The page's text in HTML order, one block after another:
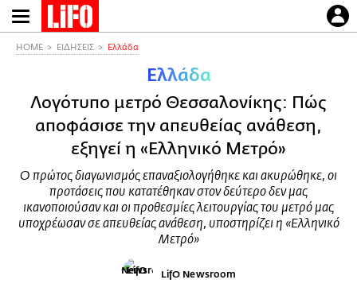
Παράκαμψη
προς
HOME ΕΙΔΗΣΕΙΣ Ελλάδα
Ελλάδα
Λογότυπο μετρό Θεσσαλονίκης: Πώς
αποφάσισε την απευθείας ανάθεση,
εξηγεί η «Ελληνικό Μετρό»
Ο πρώτος διαγωνισμός επαναξιολογήθηκε και ακυρώθηκε, οι
προτάσεις που κατατέθηκαν στον δεύτερο δεν μας
ικανοποιούσαν και οι προθεσμίες λειτουργίας του μετρό μας
υποχρέωσαν σε απευθείας ανάθεση, υποστηρίζει η «Ελληνικό
Μετρό»
LifO Newsroom